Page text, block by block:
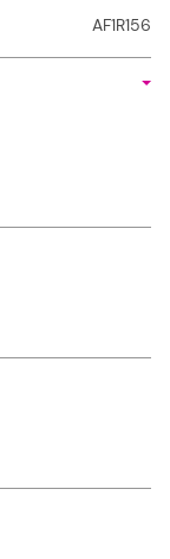
AF1R156